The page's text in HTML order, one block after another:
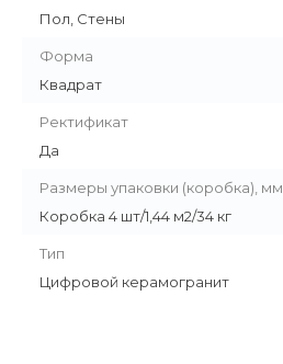
Пол, Стены
Форма
Квадрат
Ректификат
Да
Размеры упаковки (коробка), мм
Коробка 4 шт/1,44 м2/34 кг
Тип
Цифровой керамогранит